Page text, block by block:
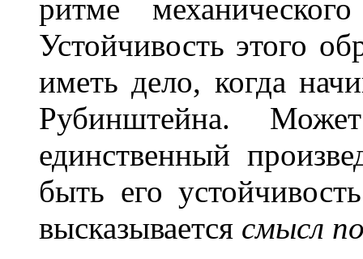
ритме
Устойчивость этого
иметь дело, когда
Рубинштейна.
единственный
быть его
высказывается смысл